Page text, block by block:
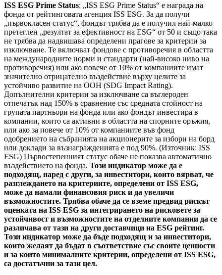
ISS ESG Prime Status: „ISS ESG Prime Status“ е награда на
фонда от рейтинговата агенция ISS ESG. За да получи
„първокласен статус“, фондът трябва да е получил най-малко
претеглен „резултат за ефективност на ESG“ от 50 и също така
не трябва да надвишава определени прагове за критерии за
изключване. Те включват фондове с противоречия в областта
на международните норми и стандарти (най-високо ниво на
противоречия) или ако повече от 10% от компаниите имат
значително отрицателно въздействие върху целите за
устойчиво развитие на ООН (SDG Impact Rating).
Допълнителни критерии за изключване са въглероден
отпечатък над 150% в сравнение със средната стойност на
групата партньори на фонда или ако фондът инвестира в
компании, които са активни в областта на спорните оръжия,
или ако за повече от 10% от компаниите във фонд
одобрението на събранията на акционерите за избори на борд
или доклади за възнагражденията е под 90%. (Източник: ISS
ESG) Първостепенният статус обаче не показва автоматично
въздействието на фонда. Този индикатор може да е
подходящ, наред с други, за инвеститори, които вярват, че
разглеждането на критериите, определени от ISS ESG,
може да намали финансовия риск и да увеличи
възможностите. Трябва обаче да се вземе предвид рискът
оценката на ISS ESG за интегрирането на рисковете за
устойчивост и възможностите на отделните компании да се
различава от тази на други доставчици на ESG рейтинг.
Този индикатор може да бъде подходящ и за инвеститори,
които желаят да бъдат в съответствие със своите ценности
и за които минималните критерии, определени от ISS ESG,
са достатъчни за тази цел.